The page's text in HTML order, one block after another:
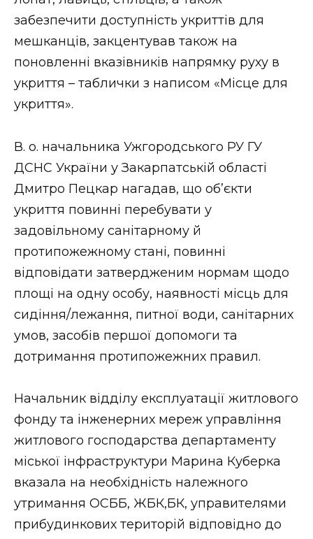
забезпечити доступність укриттів для
мешканців, закцентував також на
поновленні вказівників напрямку руху в
укриття – таблички з написом «Місце для
укриття».
В. о. начальника Ужгородського РУ ГУ
ДСНС України у Закарпатській області
Дмитро Пецкар нагадав, що об’єкти
укриття повинні перебувати у
задовільному санітарному й
протипожежному стані, повинні
відповідати затвердженим нормам щодо
площі на одну особу, наявності місць для
сидіння/лежання, питної води, санітарних
умов, засобів першої допомоги та
дотримання протипожежних правил.
Начальник відділу експлуатації житлового
фонду та інженерних мереж управління
житлового господарства департаменту
міської інфраструктури Марина Куберка
вказала на необхідність належного
утримання ОСББ, ЖБК,БК, управителями
прибудинкових територій відповідно до